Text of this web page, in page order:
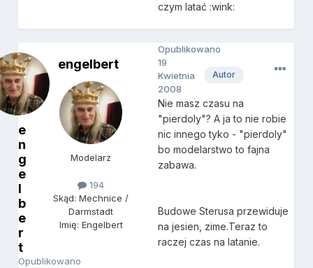
czym latać :wink:
e
n
g
e
l
b
e
r
t
Opublikowano
engelbert
Modelarz
194
Skąd: Mechnice /
Darmstadt
Imię: Engelbert
Autor
Opublikowano
19
Kwietnia
2008
Nie masz czasu na
"pierdoly"? A ja to nie robie
nic innego tyko - "pierdoly"
bo modelarstwo to fajna
zabawa.
Budowe Sterusa przewiduje
na jesien, zime.Teraz to
raczej czas na latanie.